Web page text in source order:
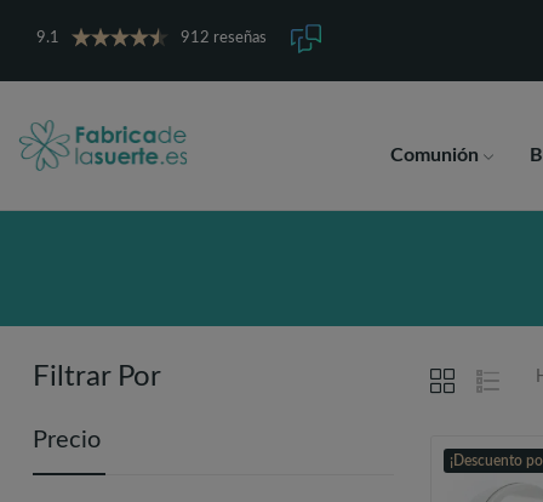
9.1 912 reseñas
Comunión
Filtrar Por
Precio
¡Descuento